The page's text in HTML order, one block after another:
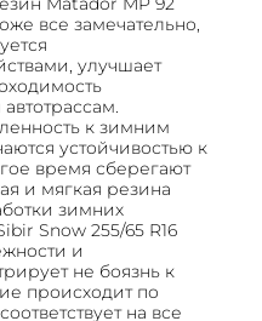
все замечательно,
улучшает
к зимним
устойчивостью к
время сберегают
и мягкая резина
зимних
Snow 255/65 R16
и
не боязнь к
происходит по
на все